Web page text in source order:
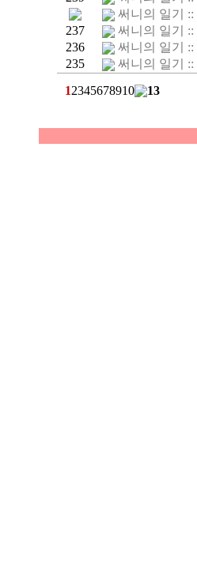
써니의 일기 ::
237
써니의 일기 ::
236
써니의 일기 ::
235
써니의 일기 ::
12345678910 13